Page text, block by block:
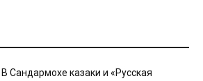
В Сандармохе казаки и «Русская